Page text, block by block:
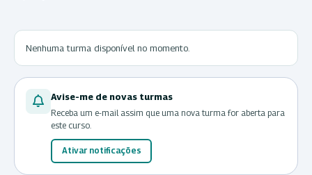
Nenhuma turma disponível no momento.
Avise-me de novas turmas
Receba um e-mail assim que uma nova turma for aberta para
este curso.
Ativar notificações